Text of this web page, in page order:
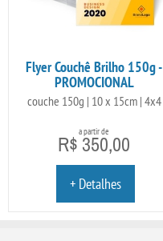
Flyer Couchê Brilho 150g -
PROMOCIONAL
couche 150g | 10 x 15cm | 4x4
a partir de
R$ 350,00
+ Detalhes